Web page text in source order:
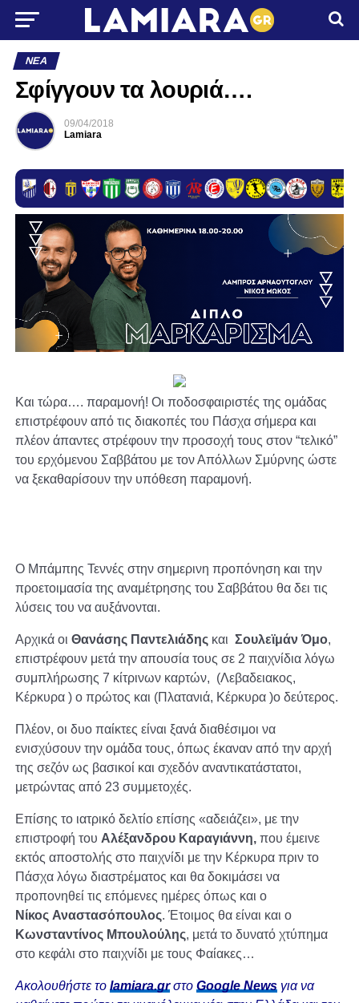
ΝΈΑ
Σφίγγουν τα λουριά….
09/04/2018
Lamiara
Και τώρα…. παραμονή! Οι ποδοσφαιριστές της ομάδας
επιστρέφουν από τις διακοπές του Πάσχα σήμερα και
πλέον άπαντες στρέφουν την προσοχή τους στον “τελικό”
του ερχόμενου Σαββάτου με τον Απόλλων Σμύρνης ώστε
να ξεκαθαρίσουν την υπόθεση παραμονή.
Ο Μπάμπης Τεννές στην σημερινη προπόνηση και την
προετοιμασία της αναμέτρησης του Σαββάτου θα δει τις
λύσεις του να αυξάνονται.
Αρχικά οι Θανάσης Παντελιάδηςκαι Σουλεϊμάν Όμο,
επιστρέφουν μετά την απουσία τους σε 2 παιχνίδια λόγω
συμπλήρωσης 7 κίτρινων καρτών, (Λεβαδειακος,
Κέρκυρα ) ο πρώτος και (Πλατανιά, Κέρκυρα )ο δεύτερος.
Πλέον, οι δυο παίκτες είναι ξανά διαθέσιμοι να
ενισχύσουν την ομάδα τους, όπως έκαναν από την αρχή
της σεζόν ως βασικοί και σχεδόν αναντικατάστατοι,
μετρώντας από 23 συμμετοχές.
Επίσης το ιατρικό δελτίο επίσης «αδειάζει», με την
επιστροφή του Αλέξανδρου Καραγιάννη, που έμεινε
εκτός αποστολής στο παιχνίδι με την Κέρκυρα πριν το
Πάσχα λόγω διαστρέματος και θα δοκιμάσει να
προπονηθεί τις επόμενες ημέρες όπως και ο
Νίκος Αναστασόπουλος. Έτοιμος θα είναι και ο
Κωνσταντίνος Μπουλούλης, μετά το δυνατό χτύπημα
στο κεφάλι στο παιχνίδι με τους Φαίακες…
Ακολουθήστε το lamiara.grστο Google Newsγια να